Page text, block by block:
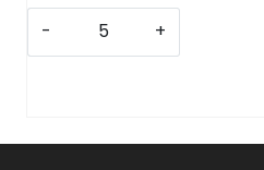
-
+